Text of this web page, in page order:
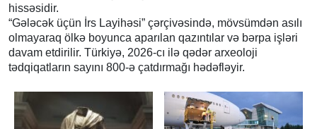
hissəsidir.
“Gələcək üçün İrs Layihəsi” çərçivəsində, mövsümdən asılı
olmayaraq ölkə boyunca aparılan qazıntılar və bərpa işləri
davam etdirilir. Türkiyə, 2026-cı ilə qədər arxeoloji
tədqiqatların sayını 800-ə çatdırmağı hədəfləyir.